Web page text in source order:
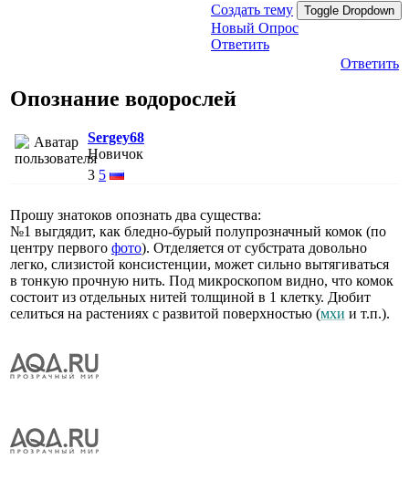
Создать тему Toggle Dropdown
Новый Опрос
Ответить
Ответить
Опознание водорослей
Sergey68
Новичок
3 5
Прошу знатоков опознать два существа:
№1 выгдядит, как бледно-бурый полупрозначный комок (по
центру первого фото). Отделяется от субстрата довольно
легко, слизистой консистенции, может сильно вытягиваться
в тонкую прочную нить. Под микроскопом видно, что комок
состоит из отдельных нитей толщиной в 1 клетку. Дюбит
селиться на растениях с развитой поверхностью (мхи и т.п.).